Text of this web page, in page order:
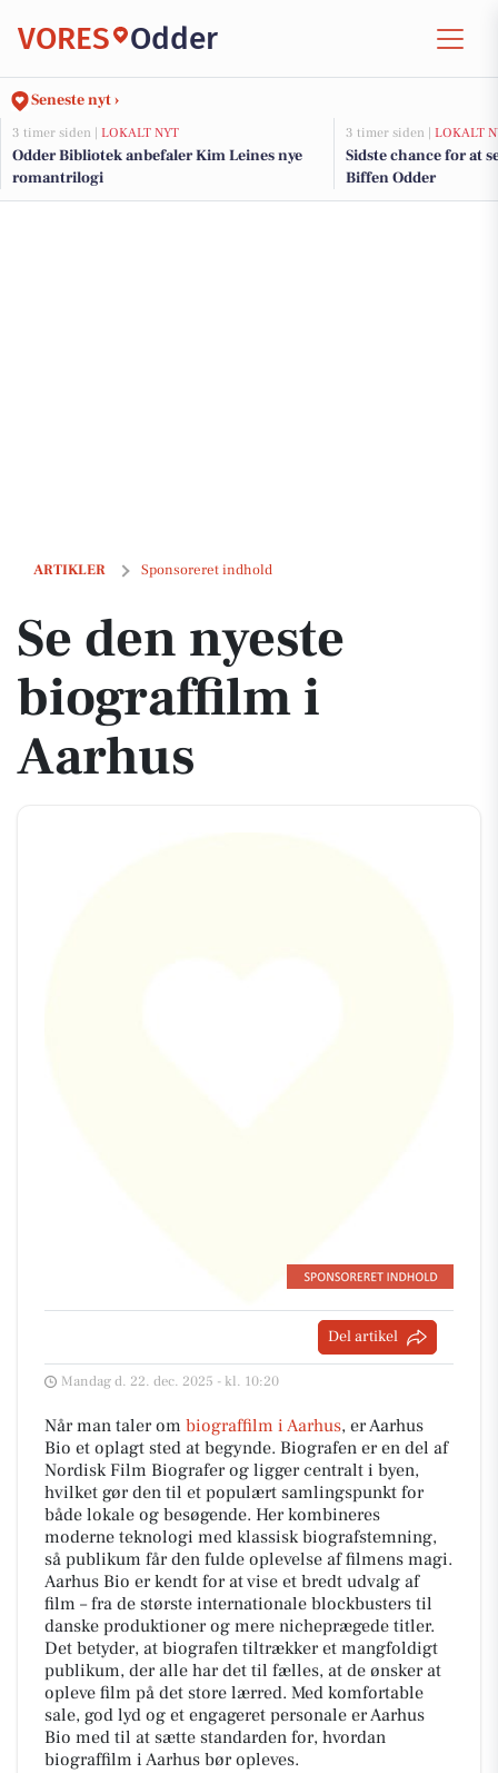
VORES Odder
Seneste nyt ›
3 timer siden | LOKALT NYT
Odder Bibliotek anbefaler Kim Leines nye
romantrilogi
3 timer siden | LOKALT
Sidste chance for at
Biffen Odder
ARTIKLER Sponsoreret indhold
Se den nyeste biograffilm i Aarhus
Se den nyeste
biograffilm i
Aarhus
Del artikel
Mandag d. 22. dec. 2025 - kl. 10:20
Når man taler om biograffilm i Aarhus, er Aarhus
Bio et oplagt sted at begynde. Biografen er en del af
Nordisk Film Biografer og ligger centralt i byen,
hvilket gør den til et populært samlingspunkt for
både lokale og besøgende. Her kombineres
moderne teknologi med klassisk biografstemning,
så publikum får den fulde oplevelse af filmens magi.
Aarhus Bio er kendt for at vise et bredt udvalg af
film – fra de største internationale blockbusters til
danske produktioner og mere nicheprægede titler.
Det betyder, at biografen tiltrækker et mangfoldigt
publikum, der alle har det til fælles, at de ønsker at
opleve film på det store lærred. Med komfortable
sale, god lyd og et engageret personale er Aarhus
Bio med til at sætte standarden for, hvordan
biograffilm i Aarhus bør opleves.